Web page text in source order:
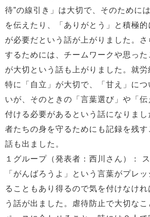
待”の線引き」は大切で、そのために
を伝えたり、「ありがとう」と積極的
が必要だという話が上がりました。
するためには、チームワークや思っ
が大切という話も上がりました。就
特に「自立」が大切で、「甘え」に
いが、そのときの「言葉選び」や「
付ける必要があるという話になりま
者たちの身を守るためにも記録を残す
話も出ました。
１グループ（発表者：西川さん）：
「がんばろうよ」という言葉がプレ
ることもあり得るので気を付けなけ
う話が出ました。虐待防止で大切な